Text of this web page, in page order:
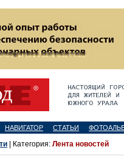
НАВИГАТОР СТАТЬИ
| Категория: Лента новостей